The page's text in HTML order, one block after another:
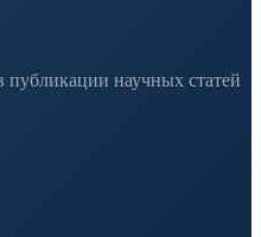
публикации научных статей